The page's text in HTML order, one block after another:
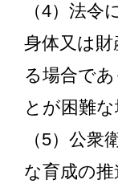
（4）法令
身体又は
る場合で
とが困難
（5）公衆
な育成の